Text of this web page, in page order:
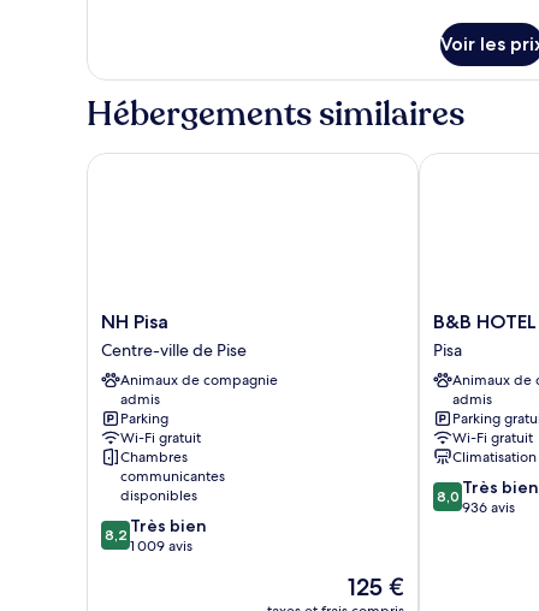
lits
une
place
le
type
de
Chambre
Voir les
Hébergements similaires
NH
Pisa
Centre-
ville
Pise
NH Pisa
Centre-ville de Pise
Animaux de compagnie
admis
Parking
Wi-Fi gratuit
Chambres
communicantes
disponibles
8.2
sur
8,2 Très bien
1 009 avis
Le
nouveau
125 €
NH Pisa
B&B
HOTEL
Pisa
Airport
Pisa
B&B
Pisa
Animaux de
admis
Parking
Wi-Fi gratuit
Climatisation
8.0
sur
8,0 Très bien
936 avis
B&B HOTEL